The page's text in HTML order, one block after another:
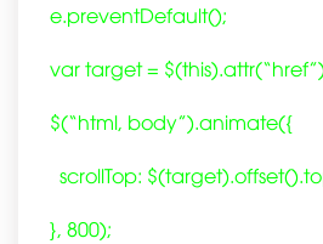
e.preventDefault();
var target =
$(“html, body”).animate({
scrollTop:
}, 800);